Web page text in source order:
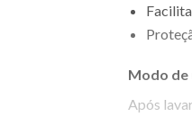
Modo de
Após